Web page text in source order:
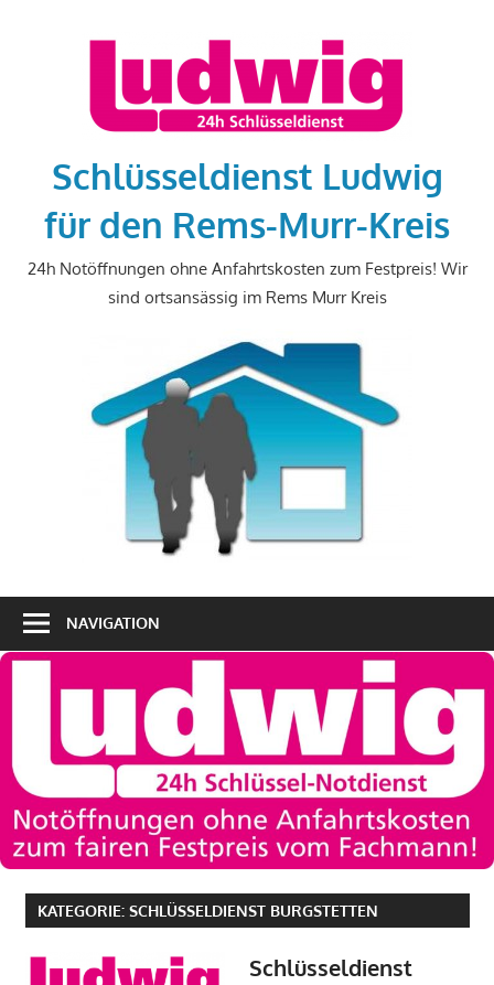
Schlüsseldienst Ludwig
für den Rems-Murr-Kreis
24h Notöffnungen ohne Anfahrtskosten zum Festpreis! Wir
sind ortsansässig im Rems Murr Kreis
NAVIGATION
KATEGORIE: SCHLÜSSELDIENST BURGSTETTEN
Schlüsseldienst